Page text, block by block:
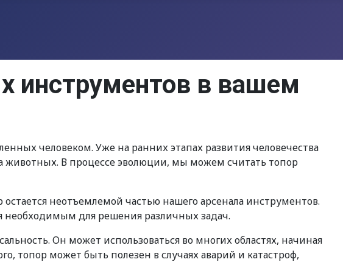
инструментов в вашем
человеком. Уже на ранних этапах развития человечества
животных. В процессе эволюции, мы можем считать топор
неотъемлемой частью нашего арсенала инструментов.
для решения различных задач.
Он может использоваться во многих областях, начиная
топор может быть полезен в случаях аварий и катастроф,